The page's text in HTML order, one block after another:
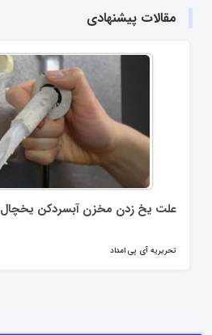
مقالات پیشنهادی
علت یخ زدن مخزن آبسردکن یخچال
تحریریه آی پی امداد